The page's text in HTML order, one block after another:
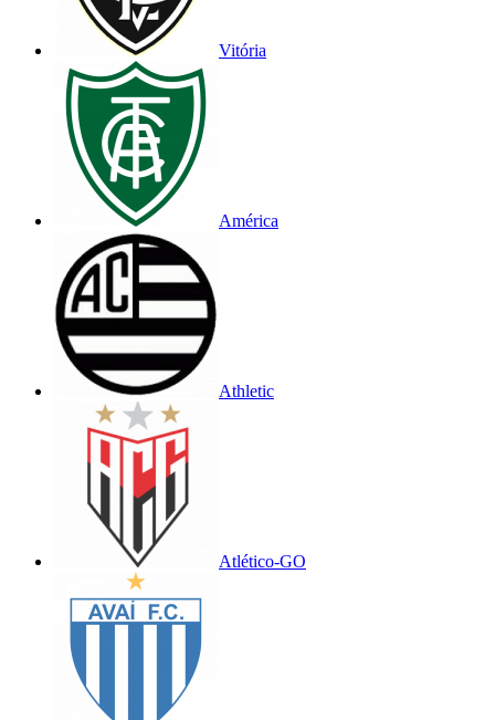
Vitória
América
Athletic
Atlético-GO